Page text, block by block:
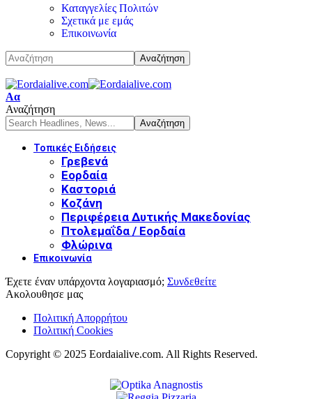
Καταγγελίες Πολιτών
Σχετικά με εμάς
Επικοινωνία
Αα
Αναζήτηση
Τοπικές Ειδήσεις
Γρεβενά
Εορδαία
Καστοριά
Κοζάνη
Περιφέρεια Δυτικής Μακεδονίας
Πτολεμαΐδα / Εορδαία
Φλώρινα
Επικοινωνία
Έχετε έναν υπάρχοντα λογαριασμό; Συνδεθείτε
Ακολουθησε μας
Πολιτική Απορρήτου
Πολιτική Cookies
Copyright © 2025 Eordaialive.com. All Rights Reserved.